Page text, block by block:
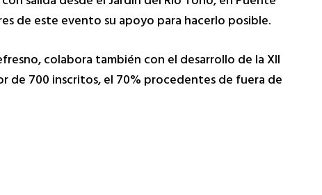
de este evento su apoyo para hacerlo posible.
colabora también con el desarrollo de la XII
de 700 inscritos, el 70% procedentes de fuera de